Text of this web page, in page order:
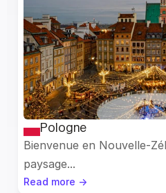
Pologne
Bienvenue en Nouvelle-
paysage...
Read more ->